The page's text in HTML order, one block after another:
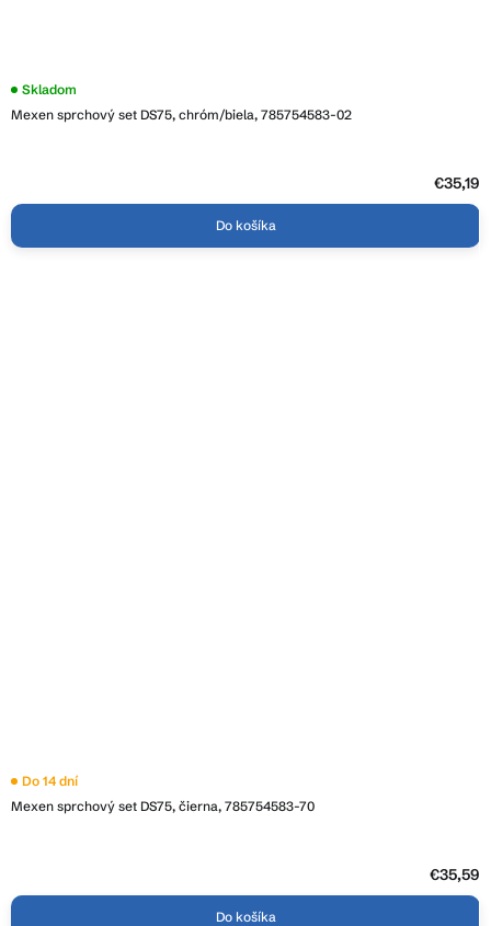
Mexen sprchový set DS75, chróm/biela, 785754583-02
Skladom
€35,19
Do košíka
Mexen sprchový set DS75, čierna, 785754583-70
Do 14 dní
€35,59
Do košíka